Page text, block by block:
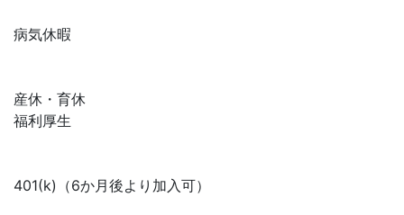
病気休暇
産休・育休
福利厚生
401(k)（6か月後より加入可）